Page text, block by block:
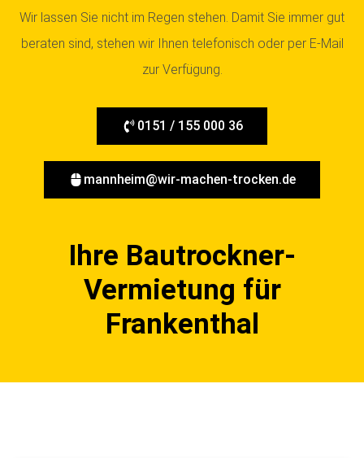
Wir lassen Sie nicht im Regen stehen. Damit Sie immer gut
beraten sind, stehen wir Ihnen telefonisch oder per E-Mail
zur Verfügung.
0151 / 155 000 36
mannheim@wir-machen-trocken.de
Ihre Bautrockner-
Vermietung für
Frankenthal